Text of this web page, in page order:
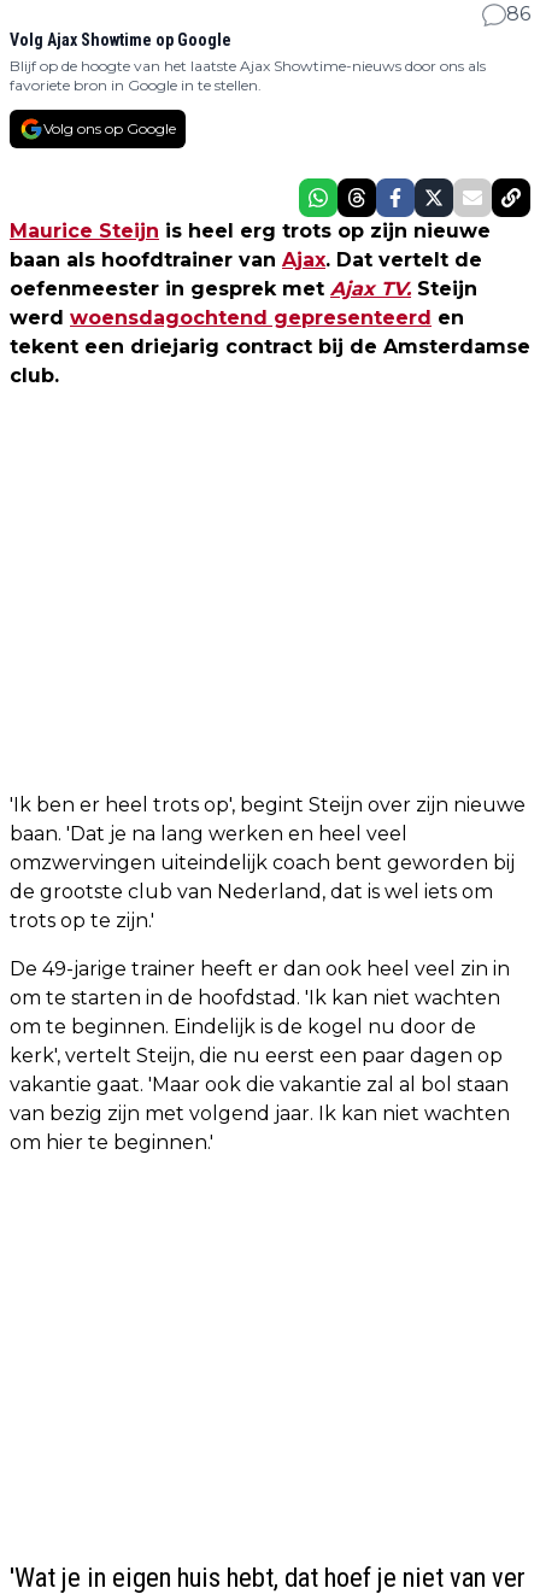
86
Volg Ajax Showtime op Google
Blijf op de hoogte van het laatste Ajax Showtime-nieuws door ons als
favoriete bron in Google in te stellen.
Volg ons op Google
Maurice Steijn is heel erg trots op zijn nieuwe
baan als hoofdtrainer van Ajax. Dat vertelt de
oefenmeester in gesprek met Ajax TV. Steijn
werd woensdagochtend gepresenteerd en
tekent een driejarig contract bij de Amsterdamse
club.
'Ik ben er heel trots op', begint Steijn over zijn nieuwe
baan. 'Dat je na lang werken en heel veel
omzwervingen uiteindelijk coach bent geworden bij
de grootste club van Nederland, dat is wel iets om
trots op te zijn.'
De 49-jarige trainer heeft er dan ook heel veel zin in
om te starten in de hoofdstad. 'Ik kan niet wachten
om te beginnen. Eindelijk is de kogel nu door de
kerk', vertelt Steijn, die nu eerst een paar dagen op
vakantie gaat. 'Maar ook die vakantie zal al bol staan
van bezig zijn met volgend jaar. Ik kan niet wachten
om hier te beginnen.'
'Wat je in eigen huis hebt, dat hoef je niet van ver